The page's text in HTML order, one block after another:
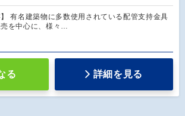
】 有名建築物に多数使用されている配管支持金具
を中心に、様々…
る 詳細を見る